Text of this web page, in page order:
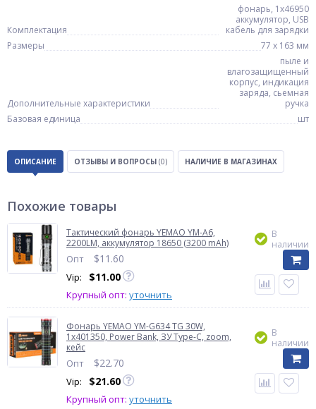
Комплектация
фонарь, 1x46950
аккумулятор, USB
кабель для зарядки
Размеры
77 х 163 мм
Дополнительные характеристики
пыле и
влагозащищенный
корпус, индикация
заряда, сьемная
ручка
Базовая единица
шт
ОПИСАНИЕ ОТЗЫВЫ И ВОПРОСЫ (0) НАЛИЧИЕ В МАГАЗИНАХ
Похожие товары
Тактический фонарь YEMAO YM-А6,
2200LM, аккумулятор 18650 (3200 mAh)
Опт $11.60
Vip: $11.00
Крупный опт: уточнить
В
наличии
Фонарь YEMAO YM-G634 TG 30W,
1x401350, Power Bank, ЗУ Type-C, zoom,
кейс
Опт $22.70
Vip: $21.60
Крупный опт: уточнить
В
наличии